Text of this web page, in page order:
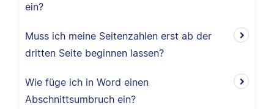
ein?
Muss ich meine Seitenzahlen erst ab der
dritten Seite beginnen lassen?
Wie füge ich in Word einen
Abschnittsumbruch ein?